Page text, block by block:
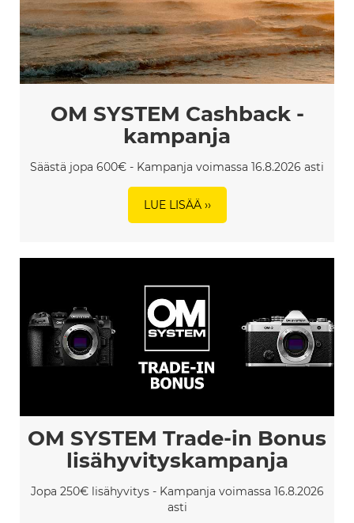
OM SYSTEM Cashback -
kampanja
Säästä jopa 600€ - Kampanja voimassa 16.8.2026 asti
LUE LISÄÄ ››
OM SYSTEM Trade-in Bonus
lisähyvityskampanja
Jopa 250€ lisähyvitys - Kampanja voimassa 16.8.2026
asti